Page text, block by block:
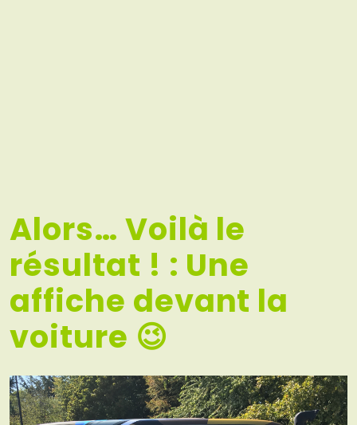
Alors… Voilà le
résultat ! : Une
affiche devant la
voiture 😉